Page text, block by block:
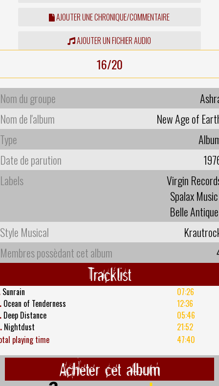
AJOUTER UNE CHRONIQUE/COMMENTAIRE
AJOUTER UN FICHIER AUDIO
16/20
Nom du groupe
Nom de l'album
New Age of
Type
Date de parution
Labels
Virgin
Spalax Music
Belle Antique
Style Musical
Membres possèdant cet album
Tracklist
Sunrain
07:26
Ocean of Tenderness
12:36
Deep Distance
05:46
Nightdust
21:52
playing time
47:40
Acheter cet album